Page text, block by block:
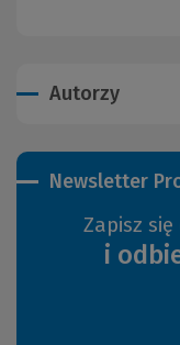
Autorzy
Newsletter
Zapisz
i